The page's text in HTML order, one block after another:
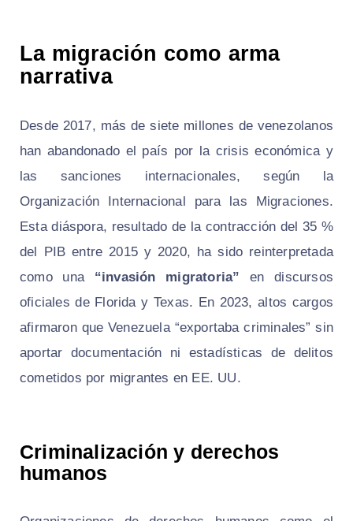
La migración como arma
narrativa
Desde 2017, más de siete millones de venezolanos
han abandonado el país por la crisis económica y
las sanciones internacionales, según la
Organización Internacional para las Migraciones.
Esta diáspora, resultado de la contracción del 35 %
del PIB entre 2015 y 2020, ha sido reinterpretada
como una “invasión migratoria” en discursos
oficiales de Florida y Texas. En 2023, altos cargos
afirmaron que Venezuela “exportaba criminales” sin
aportar documentación ni estadísticas de delitos
cometidos por migrantes en EE. UU.
Criminalización y derechos
humanos